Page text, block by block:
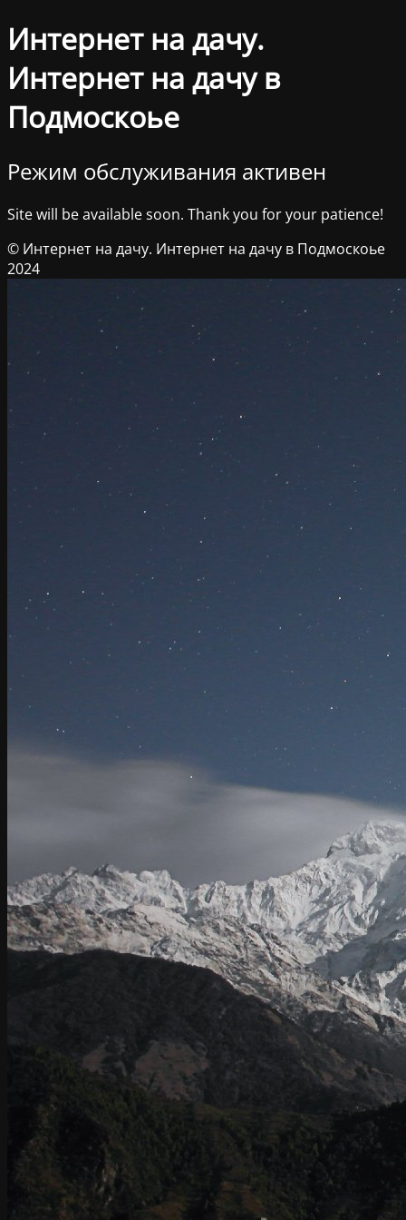
Интернет на дачу.
Интернет на дачу в
Подмоскоье
Режим обслуживания активен
Site will be available soon. Thank you for your patience!
© Интернет на дачу. Интернет на дачу в Подмоскоье
2024